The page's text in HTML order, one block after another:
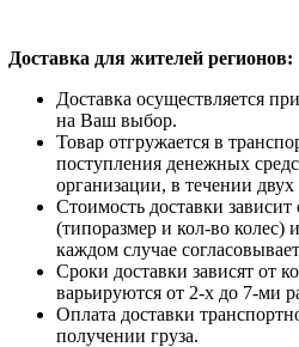
Доставка для жителей регионов:
Доставка осуществляется
на Ваш выбор.
Товар отгружается в
поступления денежных
организации, в течении
Стоимость доставки зависит
(типоразмер и кол-во колес)
каждом случае
Сроки доставки зависят от
варьируются от 2-х до 7-ми
Оплата доставки
получении груза.